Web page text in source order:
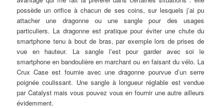
possède un orifice à chacun de ses coins, sur lesquels j’ai pu
attacher une dragonne ou une sangle pour des usages
particuliers. La dragonne est pratique pour éviter une chute du
smartphone tenu à bout de bras, par exemple lors de prises de
vue en hauteur. La sangle l’est pour garder avec soi le
smartphone en bandoulière en marchant ou en faisant du vélo. La
Crux Case est fournie avec une dragonne pourvue d’un serre
poignée coulissant. Une sangle à longueur réglable est vendue
par Catalyst mais vous pouvez vous en fournir une autre ailleurs
évidemment.